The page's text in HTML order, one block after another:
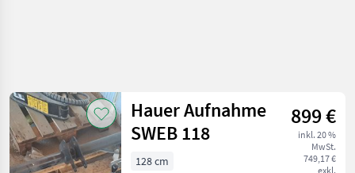
Hauer Aufnahme
SWEB 118
899 €
inkl. 20 %
MwSt.
749,17 €
exkl.
128 cm